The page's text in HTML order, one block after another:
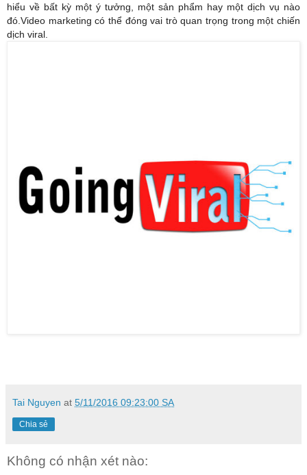
hiểu về bất kỳ một ý tưởng, một sản phẩm hay một dịch vụ nào
đó.Video marketing có thể đóng vai trò quan trọng trong một chiến
dịch viral.
Tai Nguyen at 5/11/2016 09:23:00 SA
Chia sẻ
Không có nhận xét nào: